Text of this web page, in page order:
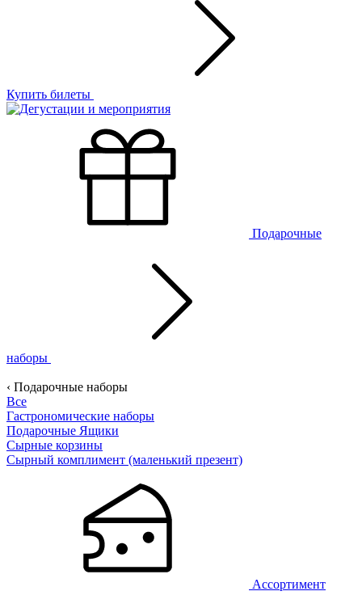
Купить билеты
Подарочные
наборы
‹ Подарочные наборы
Все
Гастрономические наборы
Подарочные Ящики
Сырные корзины
Сырный комплимент (маленький презент)
Ассортимент